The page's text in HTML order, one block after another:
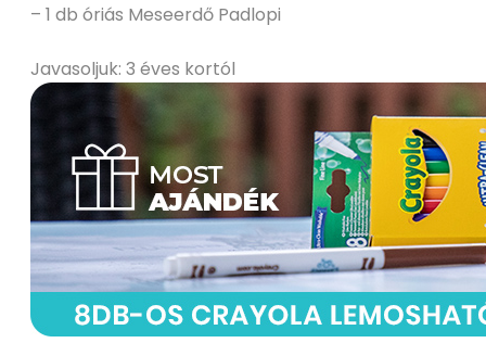
– 1 db óriás Meseerdő Padlopi
Javasoljuk: 3 éves kortól